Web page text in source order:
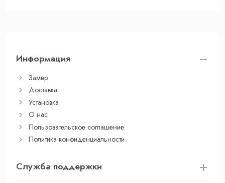
Информация
Замер
Доставка
Установка
О нас
Пользовательское соглашение
Политика конфиденциальности
Служба поддержки